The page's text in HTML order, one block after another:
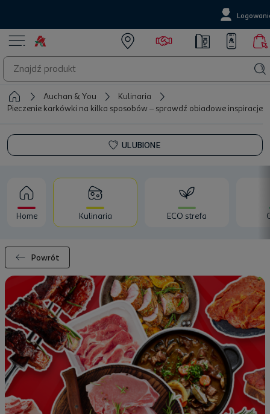
Auchan & You
Kulinaria
Pieczenie karkówki na kilka sposobów – sprawdź obiadowe inspiracje
ULUBIONE
Home Kulinaria ECO strefa
Powrót